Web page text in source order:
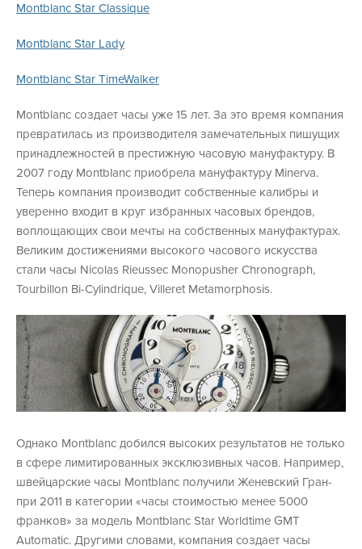
Montblanc Star Classique
Montblanc Star Lady
Montblanc Star TimeWalker
Montblanc создает часы уже 15 лет. За это время компания
превратилась из производителя замечательных пишущих
принадлежностей в престижную часовую мануфактуру. В
2007 году Montblanc приобрела мануфактуру Minerva.
Теперь компания производит собственные калибры и
уверенно входит в круг избранных часовых брендов,
воплощающих свои мечты на собственных мануфактурах.
Великим достижениями высокого часового искусства
стали часы Nicolas Rieussec Monopusher Chronograph,
Tourbillon Bi-Cylindrique, Villeret Metamorphosis.
Однако Montblanc добился высоких результатов не только
в сфере лимитированных эксклюзивных часов. Например,
швейцарские часы Montblanc получили Женевский Гран-
при 2011 в категории «часы стоимостью менее 5000
франков» за модель Montblanc Star Worldtime GMT
Automatic. Другими словами, компания создает часы